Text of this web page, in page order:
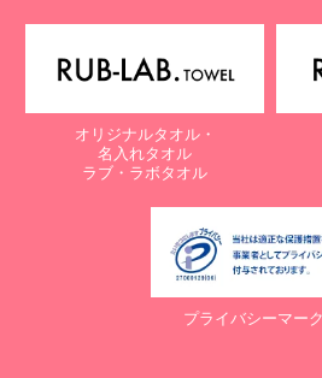
【認定個人情報保護団体の名称及び、
一般財団法人日本情報経済社会推進協会
〒106-0032 東京都港区六本木一丁目9
ビル内
電話：03-5860-7565 / 0120-700-779
７. 個人情報の提供の任意性と提供され
お客様がご自身の個人情報を弊社に提
ご判断によりますが、もしご提供され
スが提供できない場合がありますので予
オリジナルタオル・
名入れタオル
ラブ・ラボタオル
プライバシーマー